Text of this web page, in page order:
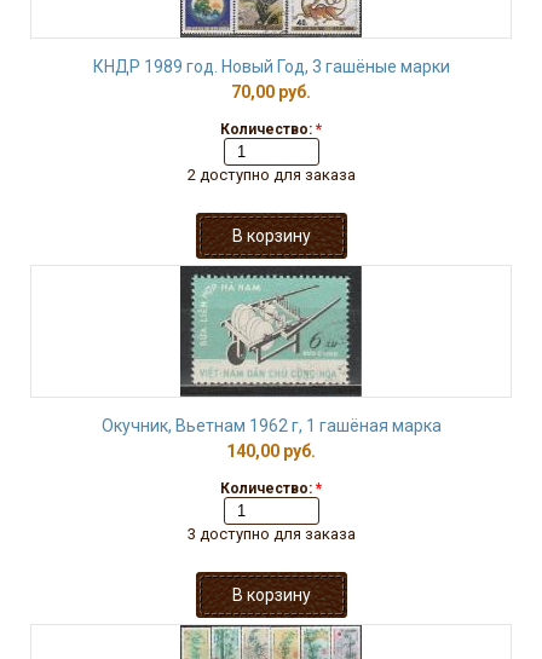
КНДР 1989 год. Новый Год, 3 гашёные марки
70,00 руб.
Количество: *
2 доступно для заказа
Окучник, Вьетнам 1962 г, 1 гашёная марка
140,00 руб.
Количество: *
3 доступно для заказа